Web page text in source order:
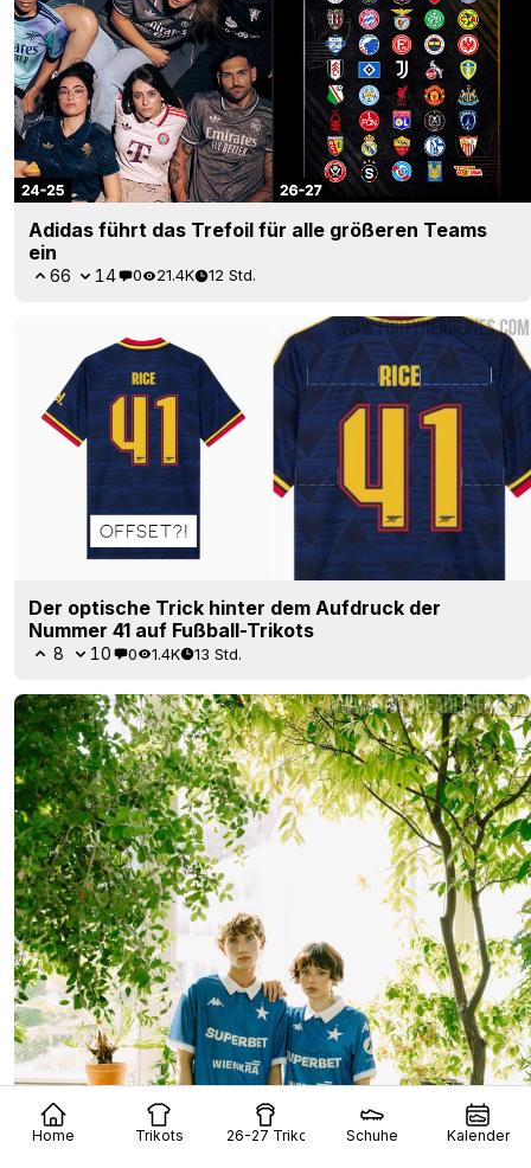
Home Trikots 26-27 Trikots Schuhe Kalender
Adidas führt das Trefoil für alle größeren Teams
ein
66 14 0 21.4K 12 Std.
Der optische Trick hinter dem Aufdruck der
Nummer 41 auf Fußball-Trikots
8 10 0 1.4K 13 Std.